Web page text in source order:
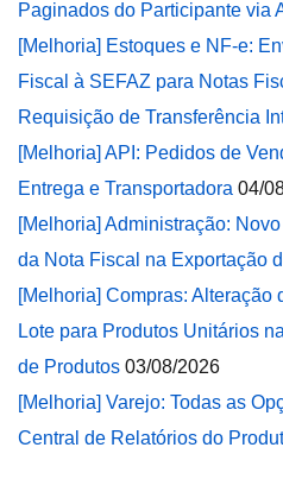
Paginados do Participante via
[Melhoria] Estoques e NF-e:
Fiscal à SEFAZ para Notas
Requisição de Transferência
[Melhoria] API: Pedidos de
Entrega e Transportadora 04/
[Melhoria] Administração:
da Nota Fiscal na Exportação
[Melhoria] Compras: Alteração
Lote para Produtos Unitários
de Produtos 03/08/2026
[Melhoria] Varejo: Todas as
Central de Relatórios do